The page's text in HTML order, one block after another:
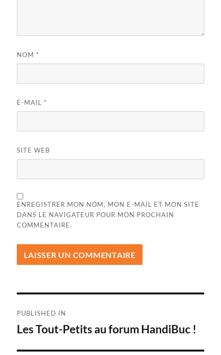
NOM*
E-MAIL*
SITE WEB
ENREGISTRER MON NOM, MON E-MAIL ET MON SITE
DANS LE NAVIGATEUR POUR MON PROCHAIN
COMMENTAIRE.
de
l’article
PUBLISHED IN
Les Tout-Petits au forum HandiBuc !